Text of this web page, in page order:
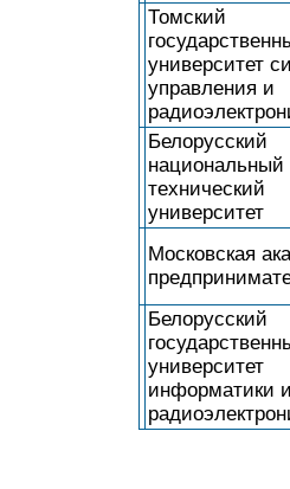
Томский
университет
управления и
Белорусский
национальный
технический
университет
Московская
Белорусский
университет
информатики и